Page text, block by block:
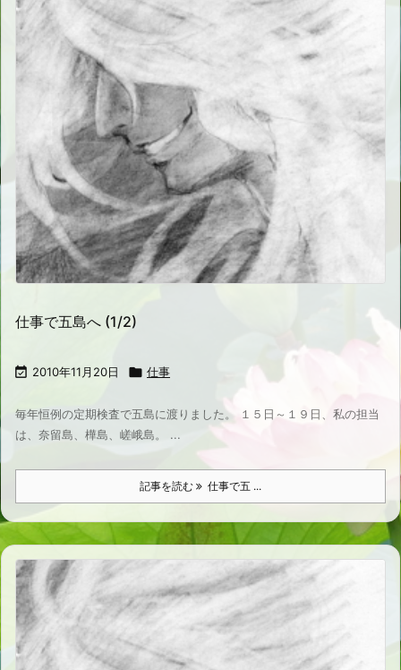
仕事で五島へ (1/2)
 2010年11月20日  仕事
毎年恒例の定期検査で五島に渡りました。 １５日～１９日、私の担当
は、奈留島、樺島、嵯峨島。 ...
記事を読む 仕事で五 ...